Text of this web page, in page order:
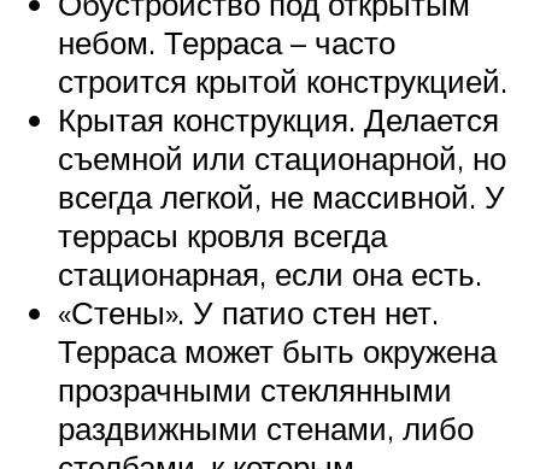
небом. Терраса – часто
строится крытой конструкцией.
Крытая конструкция. Делается
съемной или стационарной, но
всегда легкой, не массивной. У
террасы кровля всегда
стационарная, если она есть.
«Стены». У патио стен нет.
Терраса может быть окружена
прозрачными стеклянными
раздвижными стенами, либо